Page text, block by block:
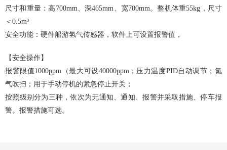
尺寸和重量：高700mm、深465mm、宽700mm。整机体重55kg，尺寸
＜0.5m³
安全功能：硬件船游氢气传感器，软件上可设置报警值，
【安全操作】
报警限值1000ppm（最大可设40000ppm；压力温度PID自动调节；氮
气吹扫；用于手动停机的紧急停止开关；
按照级别分为三种，依次为无通知、通知、报警并采取措施、停车报
警。报警措施可选。